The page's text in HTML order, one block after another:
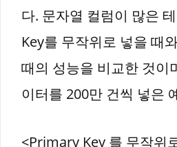
다. 문자열 컬럼이 많은
Key를 무작위로 넣을 때
때의 성능을 비교한 것이
이터를 200만 건씩 넣은
<Primary Key 를 무작위